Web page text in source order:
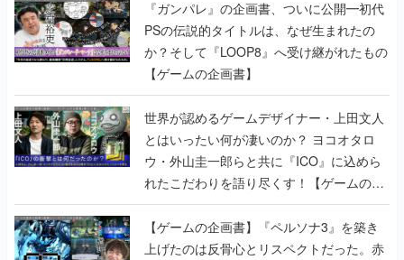
『ガンパレ』の企画書、ついに公開━初代
PSの伝説的タイトルは、なぜ生まれたの
か？そして『LOOP8』へ受け継がれたもの
【ゲームの企画書】
世界が認めるゲームデザイナー・上田文人
とはいったい何が凄いのか？ ヨコオタロ
ウ・外山圭一郎らと共に『ICO』に込めら
れたこだわりを語り尽くす！【ゲームの企
画書】
【ゲームの企画書】『ペルソナ3』を築き
上げたのは反骨心とリスペクトだった。赤